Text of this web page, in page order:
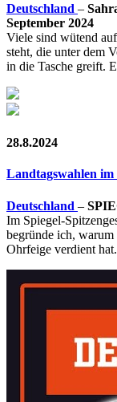
Deutschland –
September 2024
Viele sind wütend
steht, die unter dem
in die Tasche greift.
28.8.2024
Landtagswahlen im
Deutschland –
Im Spiegel-
begründe ich,
Ohrfeige verdient hat.